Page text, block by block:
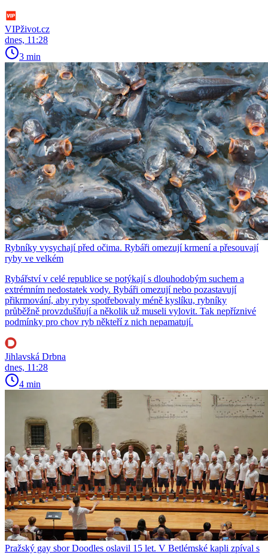
VIPživot.cz
dnes, 11:28
3 min
Rybníky vysychají před očima. Rybáři omezují krmení a přesouvají
ryby ve velkém
Rybářství v celé republice se potýkají s dlouhodobým suchem a
extrémním nedostatek vody. Rybáři omezují nebo pozastavují
přikrmování, aby ryby spotřebovaly méně kyslíku, rybníky
průběžně provzdušňují a několik už museli vylovit. Tak nepříznivé
podmínky pro chov ryb někteří z nich nepamatují.
Jihlavská Drbna
dnes, 11:28
4 min
Pražský gay sbor Doodles oslavil 15 let. V Betlémské kapli zpíval s